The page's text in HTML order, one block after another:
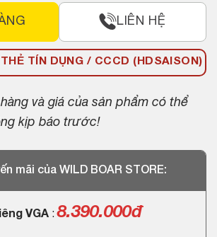
LIÊN HỆ
TÍN DỤNG / CCCD (HDSAISON)
và giá của sản phẩm có thể
kịp báo trước!
mãi của WILD BOAR STORE:
VGA : 8.390.000đ